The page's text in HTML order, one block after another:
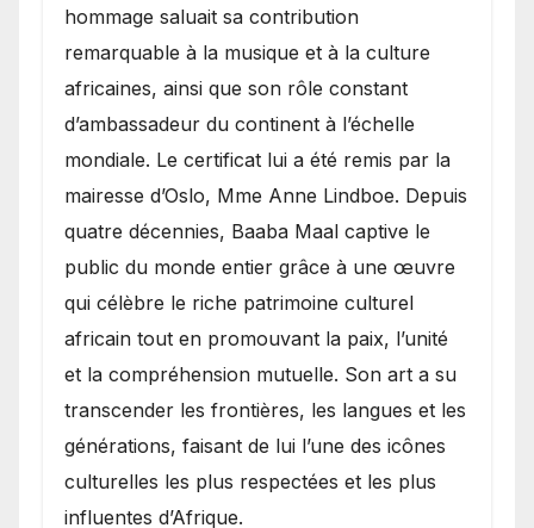
hommage saluait sa contribution
remarquable à la musique et à la culture
africaines, ainsi que son rôle constant
d’ambassadeur du continent à l’échelle
mondiale. Le certificat lui a été remis par la
mairesse d’Oslo, Mme Anne Lindboe. Depuis
quatre décennies, Baaba Maal captive le
public du monde entier grâce à une œuvre
qui célèbre le riche patrimoine culturel
africain tout en promouvant la paix, l’unité
et la compréhension mutuelle. Son art a su
transcender les frontières, les langues et les
générations, faisant de lui l’une des icônes
culturelles les plus respectées et les plus
influentes d’Afrique.